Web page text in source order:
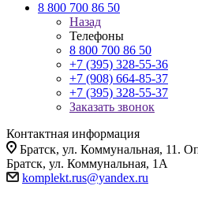
8 800 700 86 50
Назад
Телефоны
8 800 700 86 50
+7 (395) 328-55-36
+7 (908) 664-85-37
+7 (395) 328-55-37
Заказать звонок
Контактная информация
Братск, ул. Коммунальная, 11.
Братск, ул. Коммунальная, 1А
komplekt.rus@yandex.ru